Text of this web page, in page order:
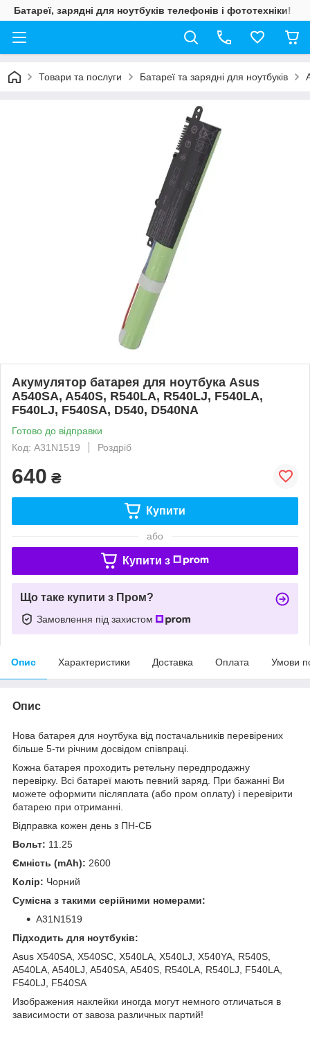
Батареї, зарядні для ноутбуків телефонів і фототехніки!
Товари та послуги Батареї та зарядні для ноутбуків
Акумулятор батарея для ноутбука Asus
A540SA, A540S, R540LA, R540LJ, F540LA,
F540LJ, F540SA, D540, D540NA
Готово до відправки
Код: A31N1519
Роздріб
640 ₴
Купити
або
Купити з
Що таке купити з Пром?
Замовлення під захистом
Опис Характеристики Доставка Оплата Умови
Опис
Нова батарея для ноутбука від постачальників перевірених
більше 5-ти річним досвідом співпраці.
Кожна батарея проходить ретельну передпродажну
перевірку. Всі батареї мають певний заряд. При бажанні Ви
можете оформити післяплата (або пром оплату) і перевірити
батарею при отриманні.
Відправка кожен день з ПН-СБ
Вольт: 11.25
Ємність (mAh): 2600
Колір: Чорний
Сумісна з такими серійними номерами:
A31N1519
Підходить для ноутбуків:
Asus X540SA, X540SC, X540LA, X540LJ, X540YA, R540S,
A540LA, A540LJ, A540SA, A540S, R540LA, R540LJ, F540LA,
F540LJ, F540SA
Изображения наклейки иногда могут немного отличаться в
зависимости от завоза различных партий!